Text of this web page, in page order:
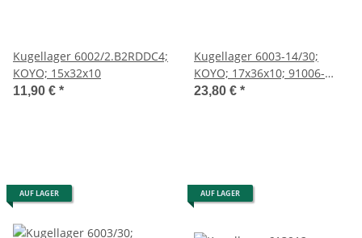
Kugellager 6002/2.B2RDDC4;
KOYO; 15x32x10
11,90 € *
Kugellager 6003-14/30;
KOYO; 17x36x10; 91006-
KRN-851
23,80 € *
AUF LAGER AUF LAGER